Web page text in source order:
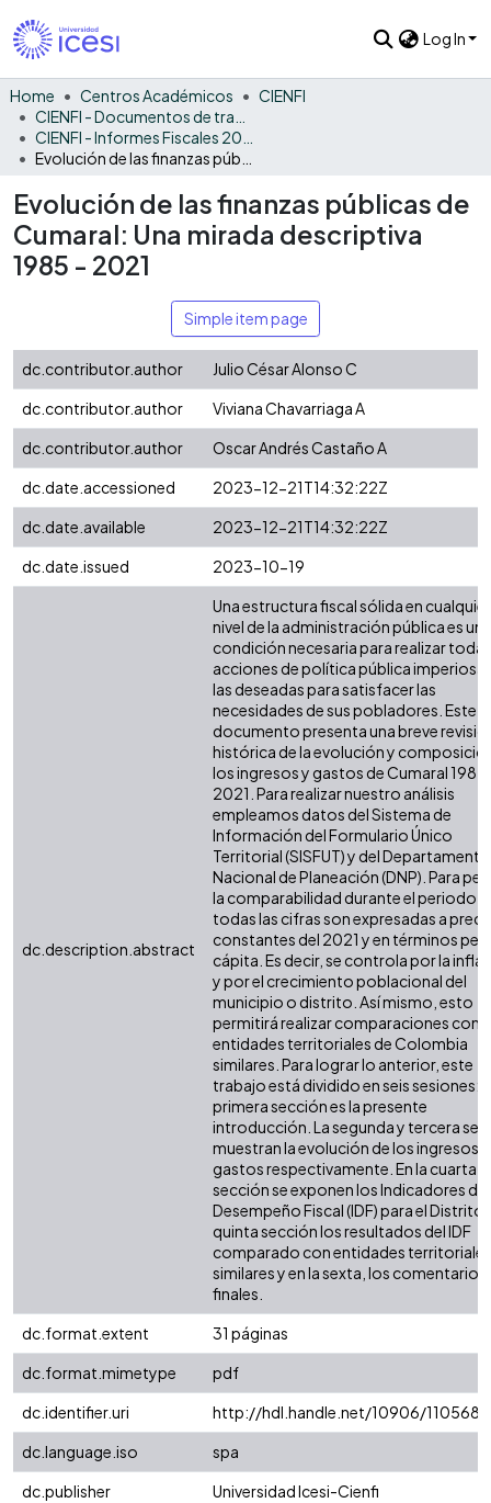
Log In
Home Centros Académicos
CIENFI
Evolución de las finanzas públicas de
Cumaral: Una mirada descriptiva
1985 - 2021
Simple item page
dc.contributor.author
Julio César Alonso C
dc.contributor.author
Viviana Chavarriaga A
dc.contributor.author
Oscar Andrés Castaño A
dc.date.accessioned
2023-12-21T14:32:22Z
dc.date.available
2023-12-21T14:32:22Z
dc.date.issued
2023-10-19
dc.description.abstract
Una estructura fiscal sólida en cualquier
nivel de la administración pública es una
condición necesaria para realizar
acciones de política pública
las deseadas para satisfacer las
necesidades de sus pobladores. Este
documento presenta una breve
histórica de la evolución y
los ingresos y gastos de Cumaral 1985
2021. Para realizar nuestro análisis
empleamos datos del Sistema de
Información del Formulario Único
Territorial (SISFUT) y del Departamento
Nacional de Planeación (DNP). Para
la comparabilidad durante el periodo,
todas las cifras son expresadas a
constantes del 2021 y en términos per
cápita. Es decir, se controla por la
y por el crecimiento poblacional del
municipio o distrito. Así mismo, esto
permitirá realizar comparaciones con
entidades territoriales de Colombia
similares. Para lograr lo anterior, este
trabajo está dividido en seis sesiones:
primera sección es la presente
introducción. La segunda y tercera
muestran la evolución de los ingresos
gastos respectivamente. En la cuarta
sección se exponen los Indicadores de
Desempeño Fiscal (IDF) para el Distrito.
quinta sección los resultados del IDF
comparado con entidades territoriales
similares y en la sexta, los comentarios
finales.
dc.format.extent
31 páginas
dc.format.mimetype
pdf
dc.identifier.uri
http://hdl.handle.net/10906/110568
dc.language.iso
spa
dc.publisher
Universidad Icesi-Cienfi